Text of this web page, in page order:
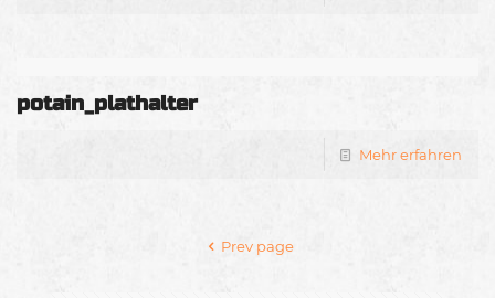
potain_plathalter
Mehr erfahren
Prev page